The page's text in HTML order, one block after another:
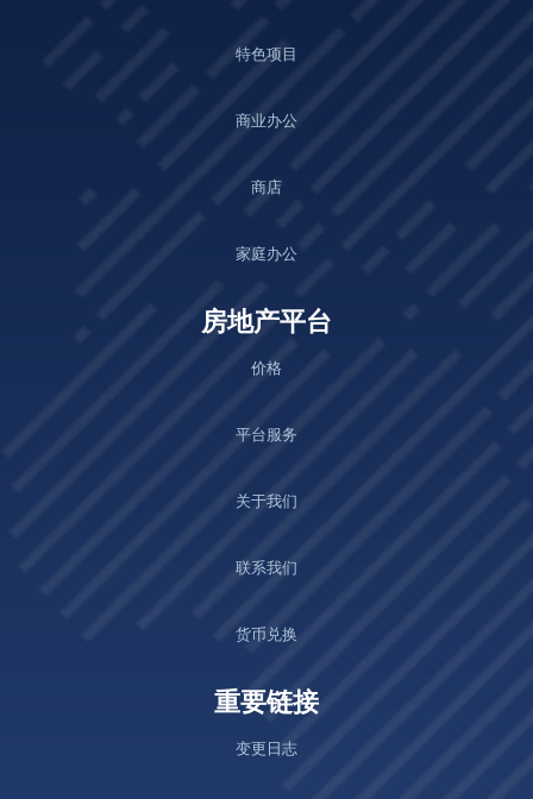
特色项目
商业办公
商店
家庭办公
房地产平台
价格
平台服务
关于我们
联系我们
货币兑换
重要链接
变更日志